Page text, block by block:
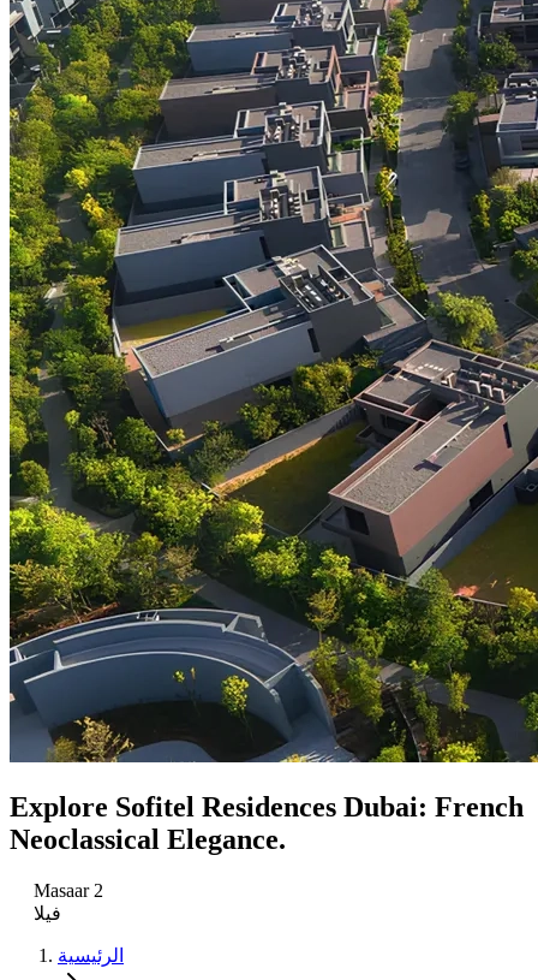
Explore Sofitel Residences Dubai: French
Neoclassical Elegance.
Masaar 2
فيلا
الرئيسية